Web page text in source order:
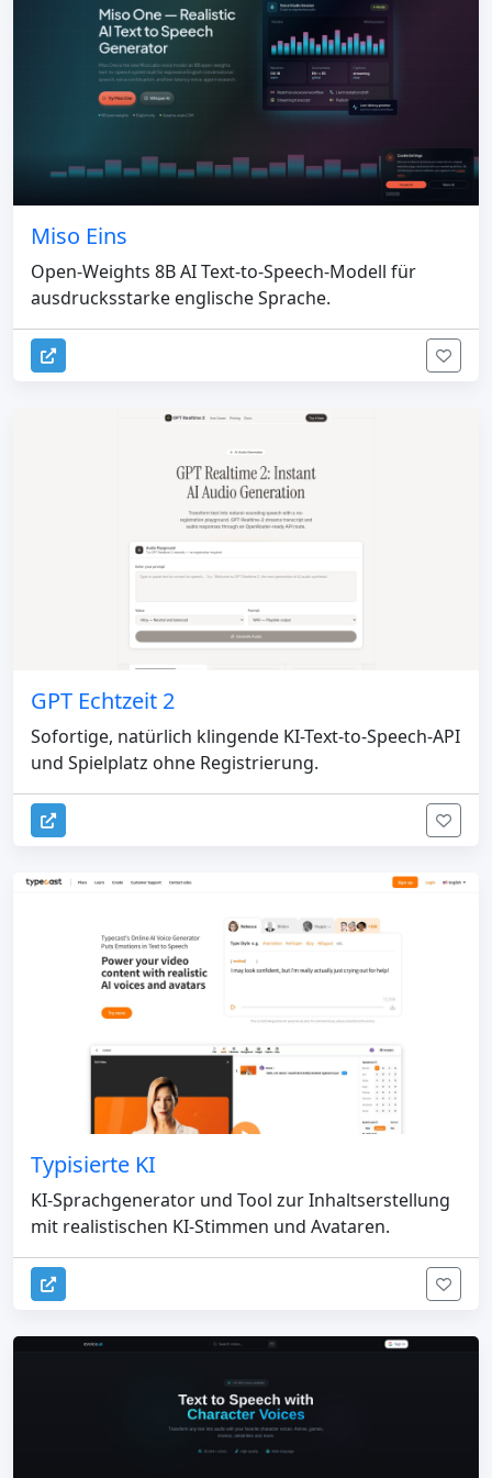
Miso Eins
Open-Weights 8B AI Text-to-Speech-Modell für
ausdrucksstarke englische Sprache.
GPT Echtzeit 2
Sofortige, natürlich klingende KI-Text-to-Speech-API
und Spielplatz ohne Registrierung.
Typisierte KI
KI-Sprachgenerator und Tool zur Inhaltserstellung
mit realistischen KI-Stimmen und Avataren.